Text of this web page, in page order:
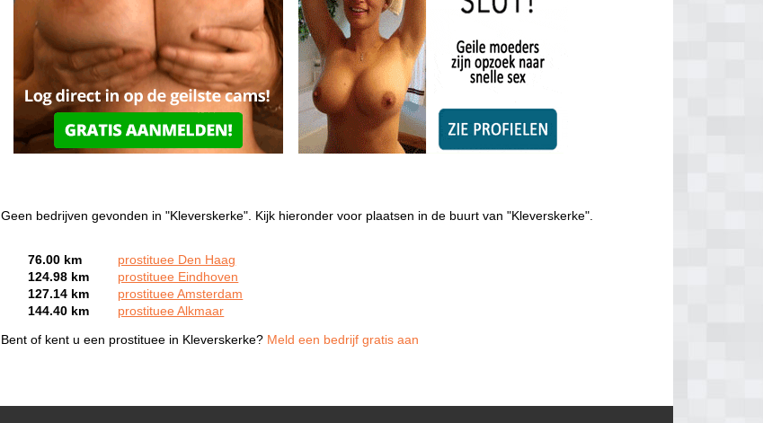
Geen bedrijven gevonden in "Kleverskerke". Kijk hieronder voor plaatsen in de buurt van "Kleverskerke".
76.00 km
prostituee Den Haag
124.98 km
prostituee Eindhoven
127.14 km
prostituee Amsterdam
144.40 km
prostituee Alkmaar
Bent of kent u een prostituee in Kleverskerke? Meld een bedrijf gratis aan